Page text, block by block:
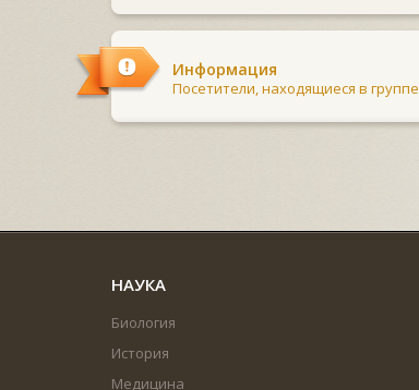
Информация
Посетители, находящиеся в группе
НАУКА
Биология
История
Медицина